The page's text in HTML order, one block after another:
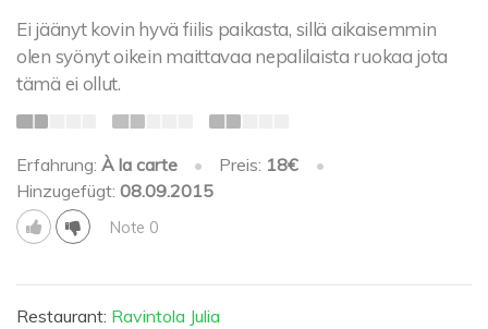
Ei jäänyt kovin hyvä fiilis paikasta, sillä aikaisemmin
olen syönyt oikein maittavaa nepalilaista ruokaa jota
tämä ei ollut.
Erfahrung: À la carte • Preis: 18€
•
Hinzugefügt: 08.09.2015
Note 0
Restaurant: Ravintola Julia